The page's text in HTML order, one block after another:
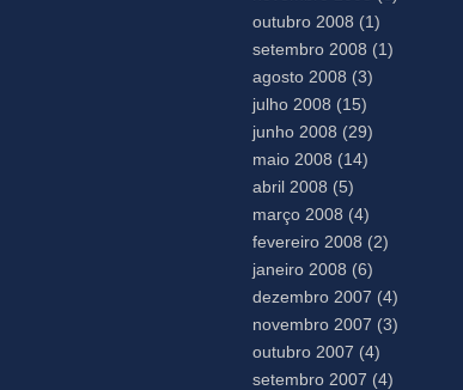
outubro 2008 (1)
setembro 2008 (1)
agosto 2008 (3)
julho 2008 (15)
junho 2008 (29)
maio 2008 (14)
abril 2008 (5)
março 2008 (4)
fevereiro 2008 (2)
janeiro 2008 (6)
dezembro 2007 (4)
novembro 2007 (3)
outubro 2007 (4)
setembro 2007 (4)